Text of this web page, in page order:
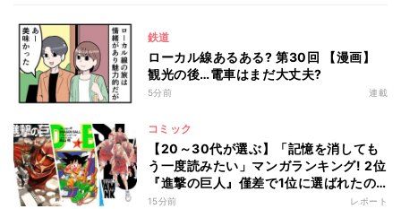
鉄道
ローカル線あるある? 第30回 【漫画】
観光の後…電車はまだ大丈夫?
5分前 連載
コミック
【20～30代が選ぶ】「記憶を消しても
う一度読みたい」マンガランキング! 2位
『進撃の巨人』僅差で1位に選ばれたの
は?
15分前 レポート